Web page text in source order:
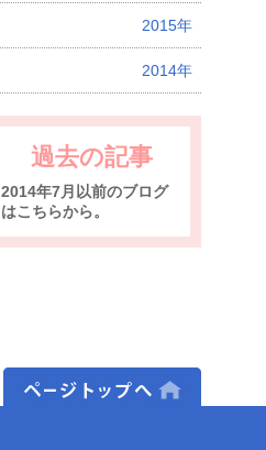
2015年
2014年
過去の記事
2014年7月以前のブログ
はこちらから。